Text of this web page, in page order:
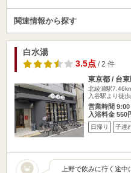
関連情報から探す
白水湯
3.5点/ 2 件
東京都 / 台
北綾瀬駅
入谷駅より徒
営業時間
入浴料金 550
日帰り 子連
上野で飲みに行く途中